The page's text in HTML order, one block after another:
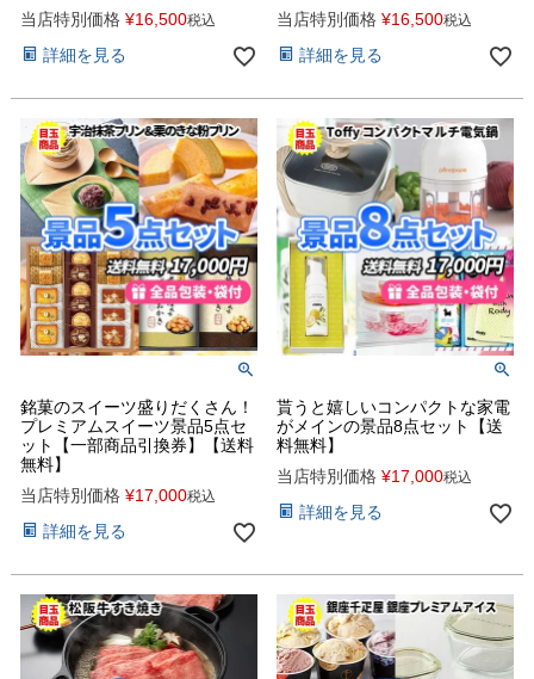
当店特別価格 ¥16,500税込
詳細を見る
当店特別価格 ¥16,500税込
詳細を見る
銘菓のスイーツ盛りだくさん！
プレミアムスイーツ景品5点セ
ット【一部商品引換券】【送料
無料】
当店特別価格 ¥17,000税込
詳細を見る
貰うと嬉しいコンパクトな家電
がメインの景品8点セット【送
料無料】
当店特別価格 ¥17,000税込
詳細を見る